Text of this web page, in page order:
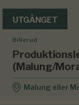
UTGÅNGET
Billerud
(Malung/
Malung eller